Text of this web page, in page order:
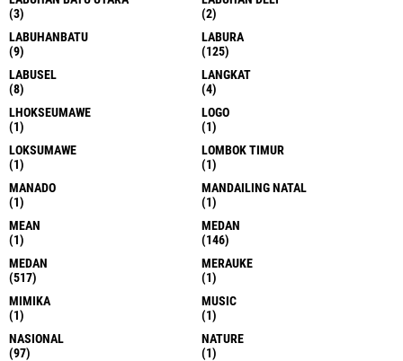
(3)
(2)
LABUHANBATU
(9)
LABURA
(125)
LABUSEL
(8)
LANGKAT
(4)
LHOKSEUMAWE
(1)
LOGO
(1)
LOKSUMAWE
(1)
LOMBOK TIMUR
(1)
MANADO
(1)
MANDAILING NATAL
(1)
MEAN
(1)
MEDAN
(146)
MEDAN
(517)
MERAUKE
(1)
MIMIKA
(1)
MUSIC
(1)
NASIONAL
(97)
NATURE
(1)